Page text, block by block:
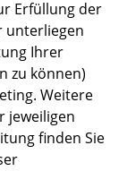
Erfüllung der
unterliegen
Ihrer
zu können)
Weitere
jeweiligen
finden Sie